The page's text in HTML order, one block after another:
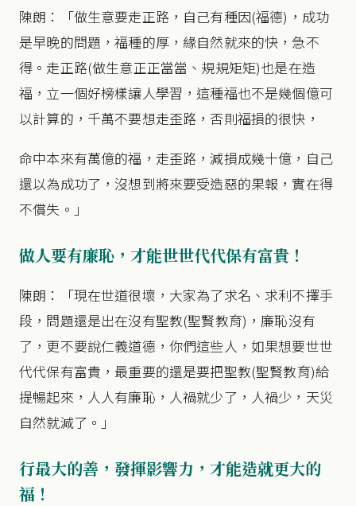
陳朗：「做生意要走正路，自己有種因(福德)，成功
是早晚的問題，福種的厚，緣自然就來的快，急不
得。走正路(做生意正正當當、規規矩矩)也是在造
福，立一個好榜樣讓人學習，這種福也不是幾個億可
以計算的，千萬不要想走歪路，否則福損的很快，
命中本來有萬億的福，走歪路，減損成幾十億，自己
還以為成功了，沒想到將來要受造惡的果報，實在得
不償失。」
做人要有廉恥，才能世世代代保有富貴！
陳朗：「現在世道很壞，大家為了求名、求利不擇手
段，問題還是出在沒有聖教(聖賢教育)，廉恥沒有
了，更不要說仁義道德，你們這些人，如果想要世世
代代保有富貴，最重要的還是要把聖教(聖賢教育)給
提暢起來，人人有廉恥，人禍就少了，人禍少，天災
自然就減了。」
行最大的善，發揮影響力，才能造就更大的
福！